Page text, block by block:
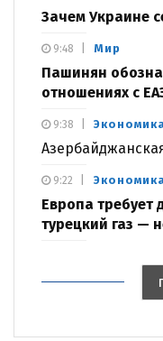
Зачем Украине
Мир
Пашинян
отношениях с
9:48
9:38
Европа требует
турецкий газ —
9:22